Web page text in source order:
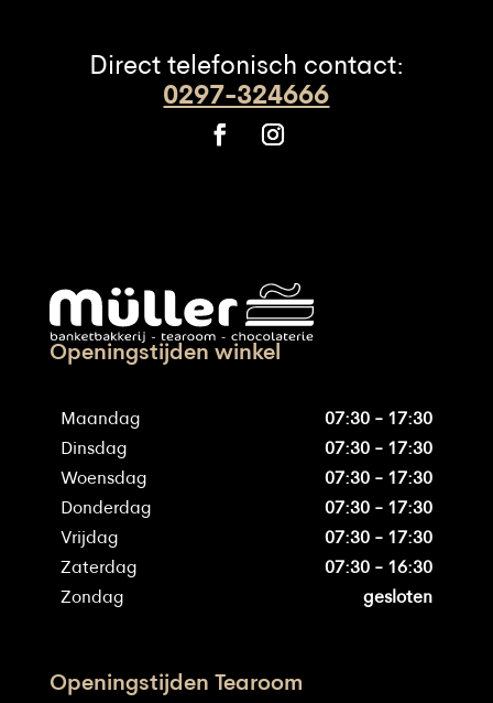
Direct telefonisch contact:
0297-324666
Openingstijden winkel
Maandag
07:30 - 17:30
Dinsdag
07:30 - 17:30
Woensdag
07:30 - 17:30
Donderdag
07:30 - 17:30
Vrijdag
07:30 - 17:30
Zaterdag
07:30 - 16:30
Zondag
gesloten
Openingstijden Tearoom